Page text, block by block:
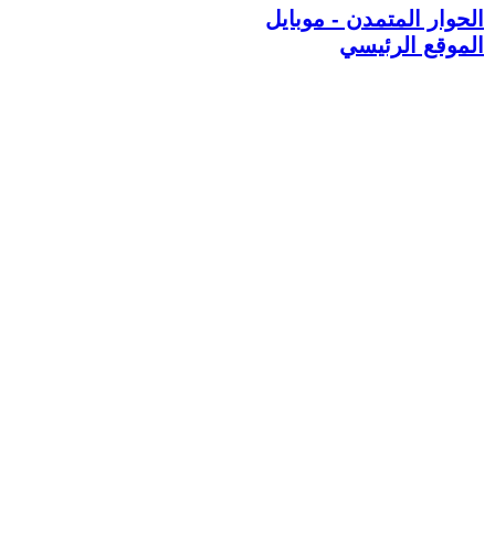
الحوار المتمدن - موبايل
الموقع الرئيسي